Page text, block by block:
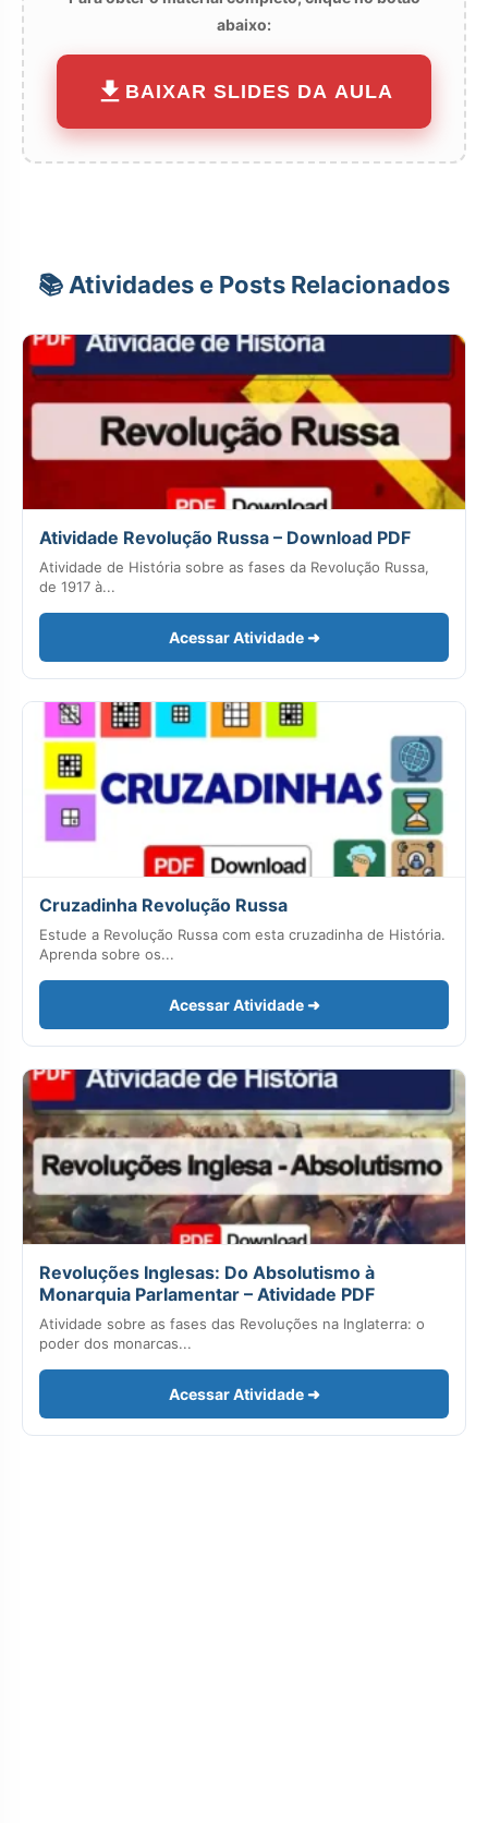
abaixo:
BAIXAR SLIDES DA AULA
📚 Atividades e Posts Relacionados
Atividade Revolução Russa – Download PDF
Atividade de História sobre as fases da Revolução Russa,
de 1917 à...
Acessar Atividade ➜
Cruzadinha Revolução Russa
Estude a Revolução Russa com esta cruzadinha de História.
Aprenda sobre os...
Acessar Atividade ➜
Revoluções Inglesas: Do Absolutismo à
Monarquia Parlamentar – Atividade PDF
Atividade sobre as fases das Revoluções na Inglaterra: o
poder dos monarcas...
Acessar Atividade ➜